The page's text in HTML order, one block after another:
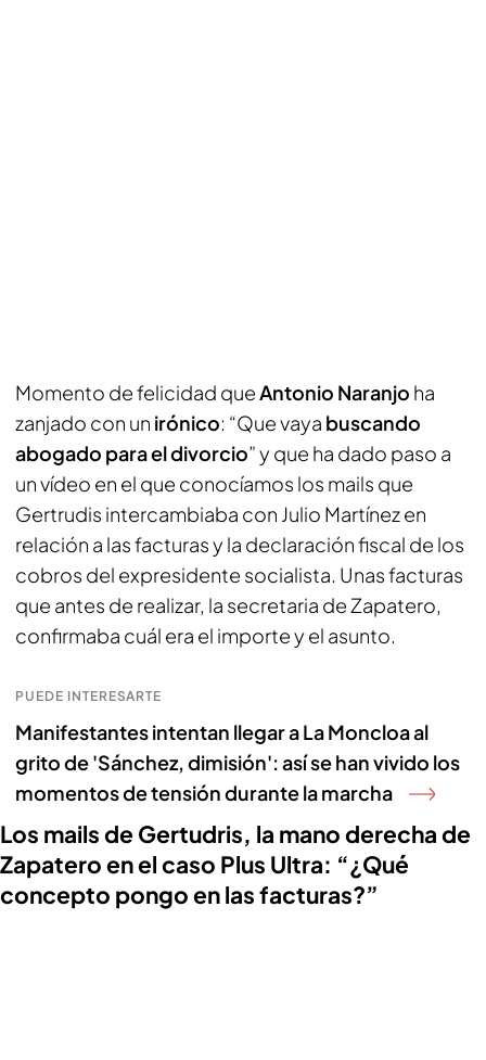
Momento de felicidad queAntonio Naranjo ha
zanjado con un irónico: “Que vaya buscando
abogado para el divorcio” y que ha dado paso a
un vídeo en el que conocíamos los mails que
Gertrudis intercambiaba con Julio Martínez en
relación a las facturas y la declaración fiscal de los
cobros del expresidente socialista. Unas facturas
que antes de realizar, la secretaria de Zapatero,
confirmaba cuál era el importe y el asunto.
PUEDE INTERESARTE
Manifestantes intentan llegar a La Moncloa al
grito de 'Sánchez, dimisión': así se han vivido los
momentos de tensión durante la marcha
Los mails de Gertudris, la mano derecha de
Zapatero en el caso Plus Ultra: “¿Qué
concepto pongo en las facturas?”